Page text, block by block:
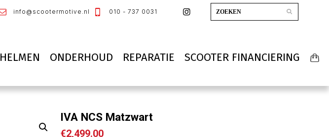
info@scootermotive.nl 010 - 737 0031
HELMEN ONDERHOUD REPARATIE SCOOTER FINANCIERING
IVA NCS Matzwart
€2,499.00